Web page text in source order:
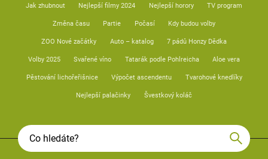
Jak zhubnout Nejlepší filmy 2024 Nejlepší horory TV program
Změna času Partie Počasí Kdy budou volby
ZOO Nové začátky Auto – katalog 7 pádů Honzy Dědka
Volby 2025 Svařené víno Tatarák podle Pohlreicha Aloe vera
Pěstování lichořeřišnice Výpočet ascendentu Tvarohové knedlíky
Nejlepší palačinky Švestkový koláč